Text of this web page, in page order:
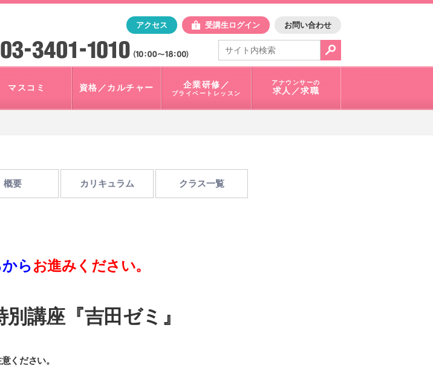
コミを目指すなら"アスク"」テレビ朝日アスク
アクセス 受講生ログイン お問い合わせ
電話で問合せ：
03-3401-1010
検索
マスコミ 資格／カルチャー 企業研修／
プライベートレッスン
アナウンサーの
求人／求職
概要 カリキュラム クラス一覧
らお進みください。
講座『吉田ゼミ』
ください。